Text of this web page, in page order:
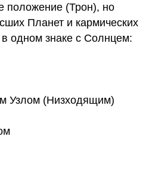
положение (Трон), но
Планет и кармических
в одном знаке с Солнцем:
Узлом (Низходящим)